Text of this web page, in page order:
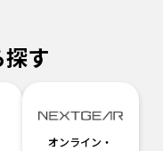
探す
オンライン・